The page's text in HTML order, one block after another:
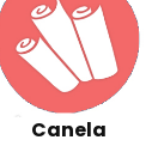
Canela